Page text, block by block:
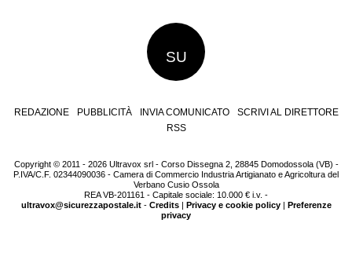
SU
REDAZIONE PUBBLICITÀ INVIA COMUNICATO
SCRIVI AL DIRETTORE
RSS
Copyright © 2011 - 2026 Ultravox srl - Corso Dissegna 2, 28845 Domodossola (VB) -
P.IVA/C.F. 02344090036 - Camera di Commercio Industria Artigianato e Agricoltura del
Verbano Cusio Ossola
REA VB-201161 - Capitale sociale: 10.000 € i.v. -
ultravox@sicurezzapostale.it- Credits| Privacy e cookie policy|
Preferenze
privacy